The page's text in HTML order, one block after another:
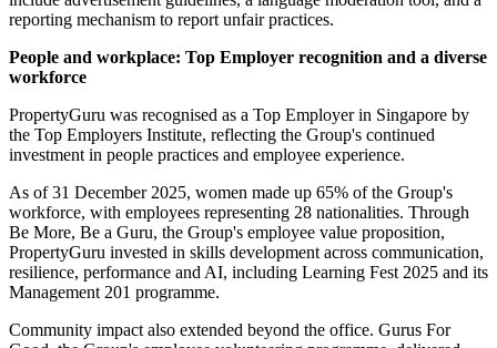
PropertyGuru's 'Everyone Welcome' feature — which enables
landlords to signal that their properties are open to all renters
regardless of race, gender, religion or other characteristics — has
gained significant traction in Singapore since its 2024 launch.
By end-2025, 31% of Singapore rental listings carried the 'Everyone
Welcome' tag, reflecting strong and sustained adoption by landlords
and agents. The feature was subsequently introduced in Malaysia,
where 4% of listings were tagged within six months, a strong early
signal given the shorter time frame.
Platform safeguards supporting inclusive housing practices also
include advertisement guidelines, a language moderation tool, and a
reporting mechanism to report unfair practices.
People and workplace: Top Employer recognition and a diverse
workforce